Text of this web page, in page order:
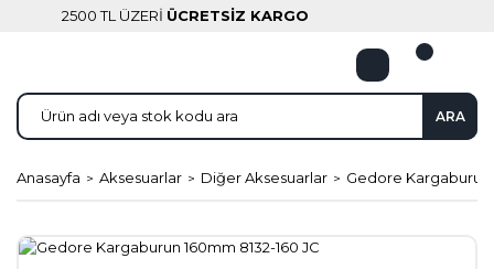
2500 TL ÜZERİ ÜCRETSİZ KARGO
ARA
Anasayfa Aksesuarlar Diğer Aksesuarlar Gedore Kargaburun